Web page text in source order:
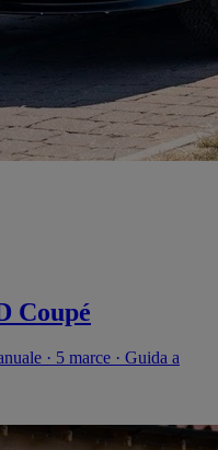
Coupé
· 5 marce · Guida a